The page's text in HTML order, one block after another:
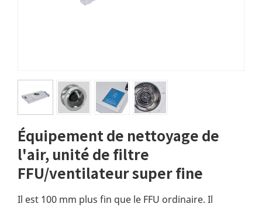
Équipement de nettoyage de
l'air, unité de filtre
FFU/ventilateur super fine
Il est 100 mm plus fin que le FFU ordinaire. Il